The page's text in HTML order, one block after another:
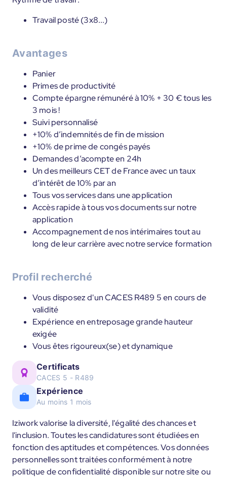
Travail posté (3x8...)
Avantages
Panier
Primes de productivité
Compte épargne rémunéré à 10% + 30 € tous les
3 mois !
Suivi personnalisé
+10% d’indemnités de fin de mission
+10% de prime de congés payés
Demandes d’acompte en 24h
Un des meilleurs CET de France avec un taux
d’intérêt de 10% par an
Tous vos services dans une application
Accès rapide à tous vos documents sur notre
application
Accompagnement de nos intérimaires tout au
long de leur carrière avec notre service formation
Profil recherché
Vous disposez d'un CACES R489 5 en cours de
validité
Expérience en entreposage grande hauteur
exigée
Vous êtes rigoureux(se) et dynamique
Certificats
CACES 5 - R489
Expérience
Au moins 1 mois
Iziwork valorise la diversité, l'égalité des chances et
l'inclusion. Toutes les candidatures sont étudiées en
fonction des aptitudes et compétences. Vos données
personnelles sont traitées conformément à notre
politique de confidentialité disponible sur notre site ou